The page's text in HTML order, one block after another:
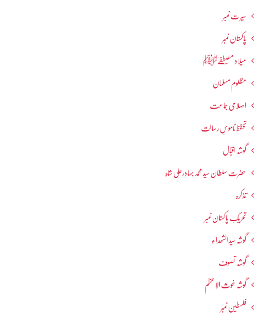
سیرت نمبر
پاکستان نمبر
میلاد مصطفےٰﷺ
مظلوم مسلمان
اصلاحی جماعت
تحفظ ناموسِ رسالت
گوشہ اقبال
حضرت سلطان سید محمد بہادرعلی شاہ
تذکرہ
تحریکِ پاکستان نمبر
گوشہ سیدالشھداء
گوشہ تصوف
گوشہ غوث الاعظم
فلسطین نمبر